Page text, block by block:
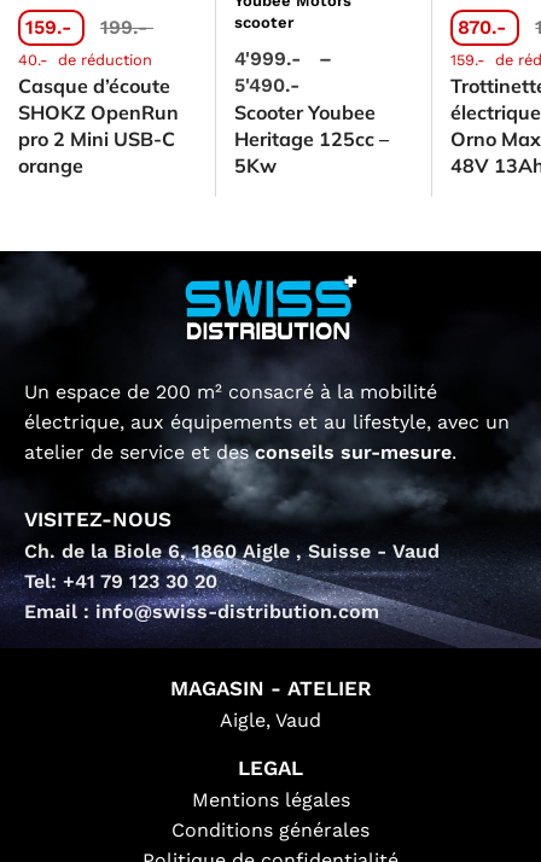
159.- 199.-
40.- de réduction
Casque d’écoute
SHOKZ OpenRun
pro 2 Mini USB-C
orange
scooter
4'999.-
–
5'490.-
Scooter Youbee
Heritage 125cc –
5Kw
870.-
159.- de
Orno
48V
Un espace de 200 m² consacré à la mobilité
électrique, aux équipements et au lifestyle, avec un
atelier de service et desconseils sur-mesure.
VISITEZ-NOUS
Ch. de la Biole 6, 1860 Aigle , Suisse - Vaud
Tel: +41 79 123 30 20
Email : info@swiss-distribution.com
MAGASIN - ATELIER
Aigle, Vaud
LEGAL
Mentions légales
Conditions générales